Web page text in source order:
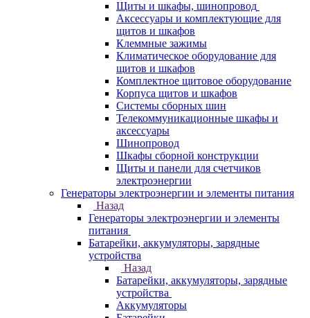
Щиты и шкафы, шинопровод
Аксессуары и комплектующие для
щитов и шкафов
Клеммные зажимы
Климатическое оборудование для
щитов и шкафов
Комплектное щитовое оборудование
Корпуса щитов и шкафов
Системы сборных шин
Телекоммуникационные шкафы и
аксессуары
Шинопровод
Шкафы сборной конструкции
Щиты и панели для счетчиков
электроэнергии
Генераторы электроэнергии и элементы питания
Назад
Генераторы электроэнергии и элементы
питания
Батарейки, аккумуляторы, зарядные
устройства
Назад
Батарейки, аккумуляторы, зарядные
устройства
Аккумуляторы